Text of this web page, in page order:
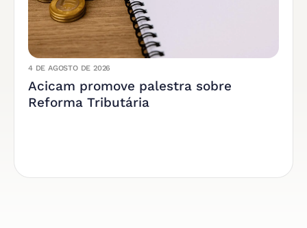
4 DE AGOSTO DE 2026
Acicam promove palestra sobre
Reforma Tributária